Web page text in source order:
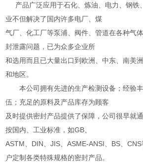
产品广泛应用于石化、炼油、电力、钢铁
业不但解决了国内许多电厂、煤
气厂、化工厂等泵浦、阀件、管道在各种气
封泄露问题，已为众多企业所
和选用而且已大量出口到欧洲、中东、南美
和地区。
本公司拥有先进的生产检测设备；经验丰
伍；充足的原料及产品库存为顾客
及时提供密封产品提供了保障，公司很早就
按国内、工业标准，如GB、
ASTM、DIN、JIS、ASME-ANSI、BS、
户定制各类特殊规格的密封产品。